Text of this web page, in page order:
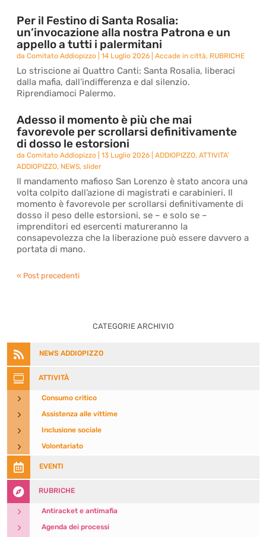
Per il Festino di Santa Rosalia:
un’invocazione alla nostra Patrona e un
appello a tutti i palermitani
daComitato Addiopizzo |14 Luglio 2026 |Accade in città, RUBRICHE
Lo striscione ai Quattro Canti: Santa Rosalia, liberaci
dalla mafia, dall’indifferenza e dal silenzio.
Riprendiamoci Palermo.
Adesso il momento è più che mai
favorevole per scrollarsi definitivamente
di dosso le estorsioni
daComitato Addiopizzo |13 Luglio 2026 |ADDIOPIZZO,ATTIVITA'
ADDIOPIZZO, NEWS,slider
Il mandamento mafioso San Lorenzo è stato ancora una
volta colpito dall’azione di magistrati e carabinieri. Il
momento è favorevole per scrollarsi definitivamente di
dosso il peso delle estorsioni, se – e solo se –
imprenditori ed esercenti matureranno la
consapevolezza che la liberazione può essere davvero a
portata di mano.
« Post precedenti
CATEGORIE ARCHIVIO
 NEWS ADDIOPIZZO
 ATTIVITÀ
5 Consumo critico
5 Assistenza alle vittime
5 Inclusione sociale
5 Volontariato
 EVENTI
 RUBRICHE
5 Antiracket e antimafia
5 Agenda dei processi